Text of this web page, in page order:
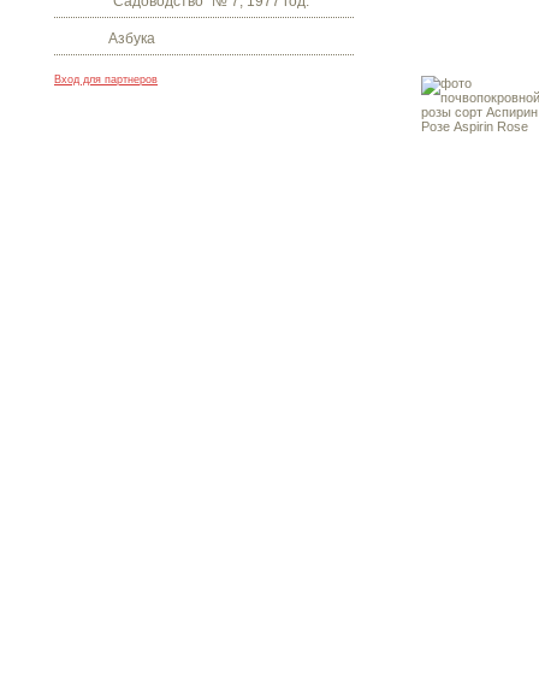
Азбука
Вход для партнеров